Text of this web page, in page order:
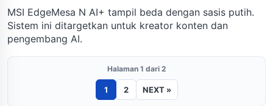
MSI EdgeMesa N AI+ tampil beda dengan sasis putih.
Sistem ini ditargetkan untuk kreator konten dan
pengembang AI.
Halaman 1 dari 2
1 2 NEXT »